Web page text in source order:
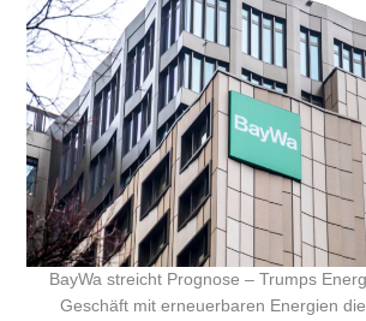
BayWa streicht Prognose – Trumps
Geschäft mit erneuerbaren Energien